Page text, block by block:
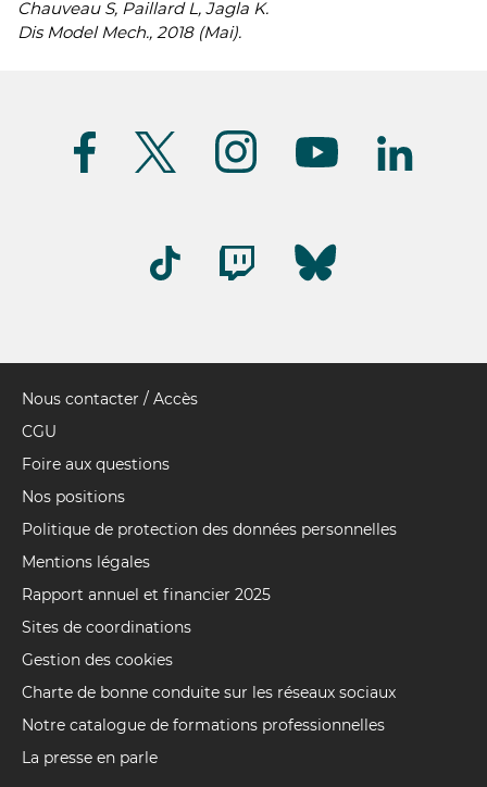
Chauveau S, Paillard L, Jagla K.
Dis Model Mech., 2018 (Mai).
Pied
de
Nous contacter / Accès
CGU
Foire aux questions
Nos positions
Politique de protection des données personnelles
Mentions légales
Rapport annuel et financier 2025
Sites de coordinations
Gestion des cookies
Charte de bonne conduite sur les réseaux sociaux
Notre catalogue de formations professionnelles
La presse en parle